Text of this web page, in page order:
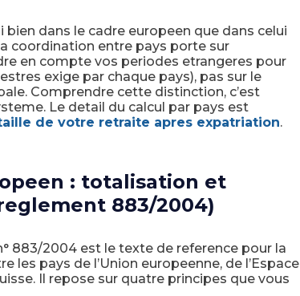
bien dans le cadre europeen que dans celui
coordination entre pays porte sur
en compte vos periodes etrangeres pour
exige par chaque pays), pas sur le
Comprendre cette distinction, c’est
Le detail du calcul par pays est
de votre retraite apres expatriation.
: totalisation et
883/2004)
883/2004 est le texte de reference pour la
les pays de l’Union europeenne, de l’Espace
Il repose sur quatre principes que vous